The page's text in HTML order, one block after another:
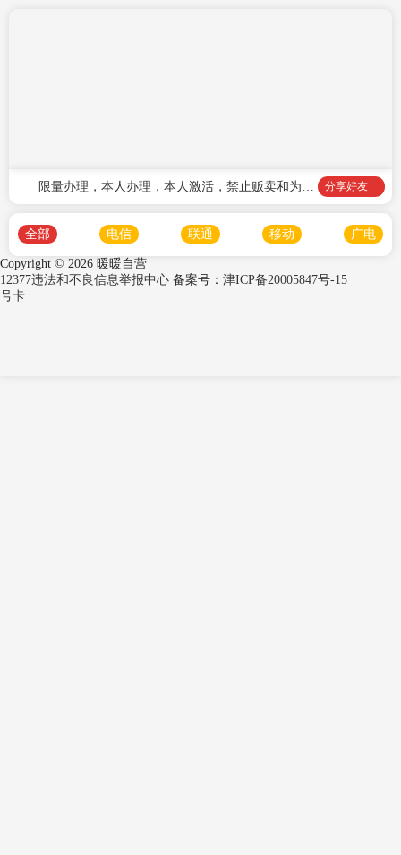
限量办理，本人办理，本人激活，禁止贩卖和为他
分享好友
全部 电信 联通 移动 广电
Copyright © 2026 暖暖自营
12377违法和不良信息举报中心 备案号： 津ICP备20005847号-15
号卡